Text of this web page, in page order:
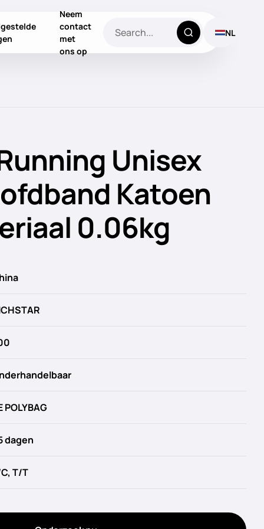
Neem
contact
met
ons op
NL
Unisex
Katoen
0.06kg
POLYBAG
dagen
T/T